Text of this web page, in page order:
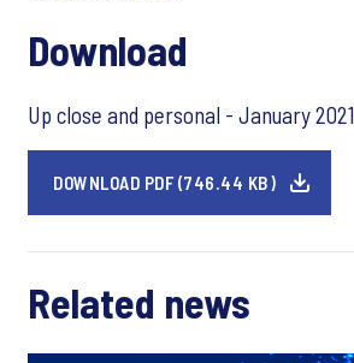
Download
Up close and personal - January 2021
DOWNLOAD PDF (746.44 KB)
Related news